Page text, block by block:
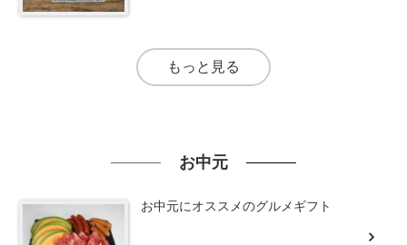
もっと見る
お中元
お中元にオススメのグルメギフト